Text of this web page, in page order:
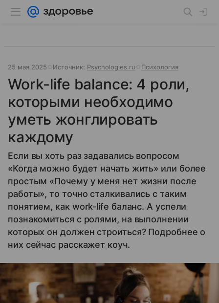
25 мая 2025 Источник: Psychologies.ru Психология
Work-life balance: 4 роли,
которыми необходимо
уметь жонглировать
каждому
Если вы хоть раз задавались вопросом
«Когда можно будет начать жить» или более
простым «Почему у меня нет жизни после
работы», то точно сталкивались с таким
понятием, как work-life баланс. А успели
познакомиться с ролями, на выполнении
которых он должен строиться? Подробнее о
них сейчас расскажет коуч.